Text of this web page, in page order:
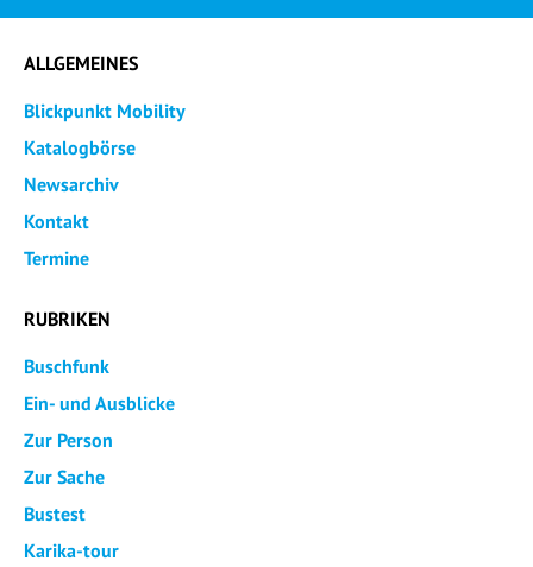
ALLGEMEINES
Blickpunkt Mobility
Katalogbörse
Newsarchiv
Kontakt
Termine
RUBRIKEN
Buschfunk
Ein- und Ausblicke
Zur Person
Zur Sache
Bustest
Karika-tour